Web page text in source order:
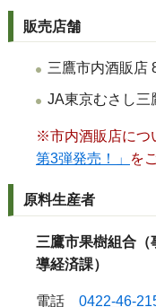
販売店舗
三鷹市内酒販店
JA東京むさし三
※市内酒販店につ
第3弾発売！」
を
原料生産者
三鷹市果樹組合
導経済課）
電話 0422-46-